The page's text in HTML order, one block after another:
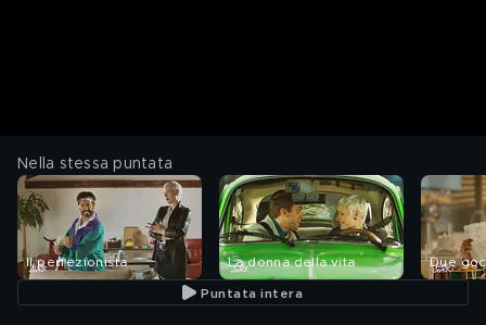
Nella stessa puntata
Il perfezionista La donna della vita Due
Puntata intera